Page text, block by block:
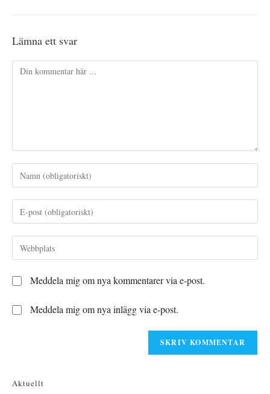
Lämna ett svar
Kommentar
Ange
ditt
namn
eller
för
att
kommentera
Ange
din
e-
postadress
att
Ange
URL
din
webbplats
(valfritt)
Meddela mig om nya kommentarer via e-post.
Meddela mig om nya inlägg via e-post.
Aktuellt